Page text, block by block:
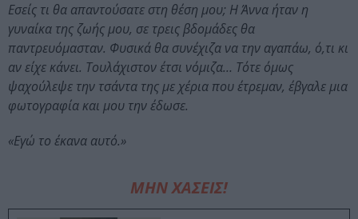
Εσείς τι θα απαντούσατε στη θέση μου; Η Άννα ήταν η
γυναίκα της ζωής μου, σε τρεις βδομάδες θα
παντρευόμασταν. Φυσικά θα συνέχιζα να την αγαπάω, ό,τι κι
αν είχε κάνει. Τουλάχιστον έτσι νόμιζα… Τότε όμως
ψαχούλεψε την τσάντα της με χέρια που έτρεμαν, έβγαλε μια
φωτογραφία και μου την έδωσε.
«Εγώ το έκανα αυτό.»
ΜΗΝ ΧΑΣΕΙΣ!